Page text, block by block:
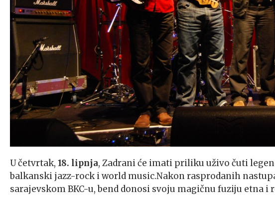
U četvrtak, 18. lipnja, Zadrani će imati priliku uživo čuti
balkanski jazz-rock i world music.Nakon rasprodanih
sarajevskom BKC-u, bend donosi svoju magičnu fuziju etna i